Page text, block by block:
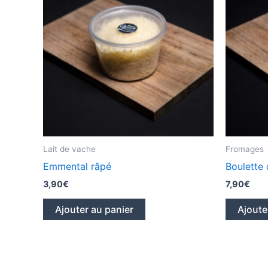
Lait de vache
Emmental râpé
3,90€
Ajouter au panier
Fromages
Boulette
7,90€